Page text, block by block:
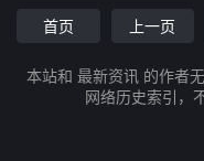
首页
上一页
本站和 最新资讯 的作者
网络历史索引，